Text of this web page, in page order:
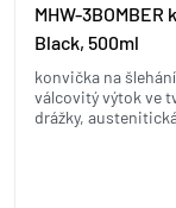
MHW-
Black, 500ml
konvička na
válcovitý výtok ve
drážky,